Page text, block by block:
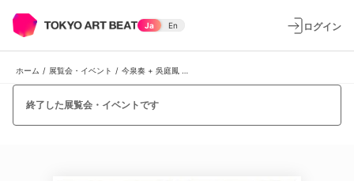
Ja En ログイン
ホーム / 展覧会・イベント /
終了した展覧会・イベントです